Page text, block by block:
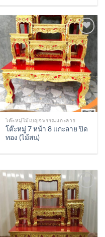
Add to
Wishlist
โต๊ะหมู่ไม้เบญจพรรณแกะลาย
โต๊ะหมู่ 7 หน้า 8 แกะลาย ปิด
ทอง (ไม้สน)
Add to
Wishlist